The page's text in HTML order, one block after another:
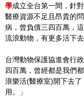
學成立全台第一間，針
醫療資源不足且昂貴的
病，曾負債三四百萬，
流浪動物，有更多活下
台灣動物保護協進會行
四百萬，曾經都是我們
浪樂活(醫療室)開下去
用。」